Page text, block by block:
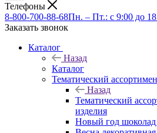
Телефоны
8-800-700-88-68Пн. – Пт.: с 9:00 до
Заказать звонок
Каталог
Назад
Каталог
Тематический
Назад
Тематический
изделия
Новый год